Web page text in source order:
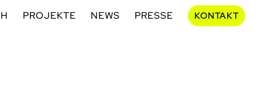
PROJEKTE NEWS PRESSE KONTAKT